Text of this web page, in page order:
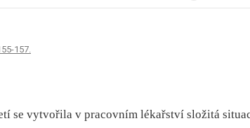
157.
se vytvořila v pracovním lékařství složitá